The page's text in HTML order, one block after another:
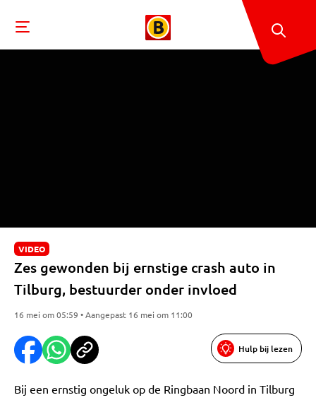
VIDEO
Zes gewonden bij ernstige crash auto in
Tilburg, bestuurder onder invloed
16 mei om 05:59 • Aangepast 16 mei om 11:00
Hulp bij lezen
Bij een ernstig ongeluk op de Ringbaan Noord in Tilburg